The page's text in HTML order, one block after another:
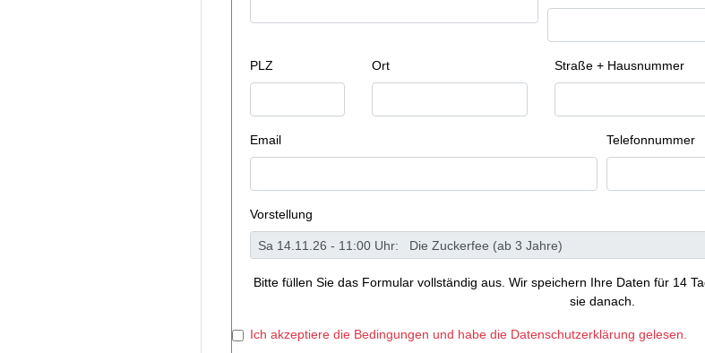
PLZ Ort Straße + Hausnummer
Email Telefonnummer
Vorstellung
Bitte füllen Sie das Formular vollständig aus. Wir speichern Ihre Daten für 14
sie danach.
Ich akzeptiere die Bedingungen und habe die Datenschutzerklärung gelesen.